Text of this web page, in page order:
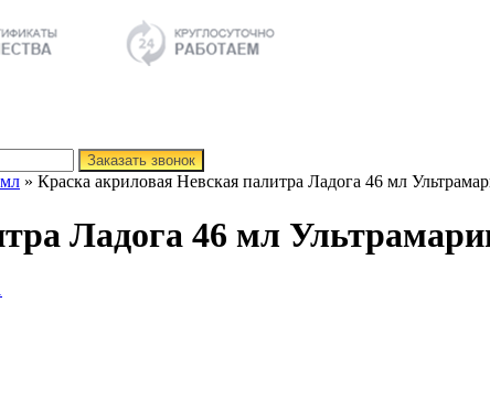
Заказать звонок
» Краска акриловая Невская палитра Ладога 46 мл
Ладога 46 мл